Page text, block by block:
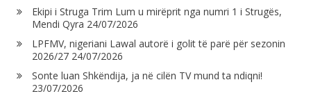
Ekipi i Struga Trim Lum u mirëprit nga numri 1 i Strugës,
Mendi Qyra 24/07/2026
LPFMV, nigeriani Lawal autorë i golit të parë për sezonin
2026/27 24/07/2026
Sonte luan Shkëndija, ja në cilën TV mund ta ndiqni!
23/07/2026